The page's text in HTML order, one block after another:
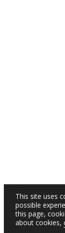
This site uses
possible
this page,
about cookies,